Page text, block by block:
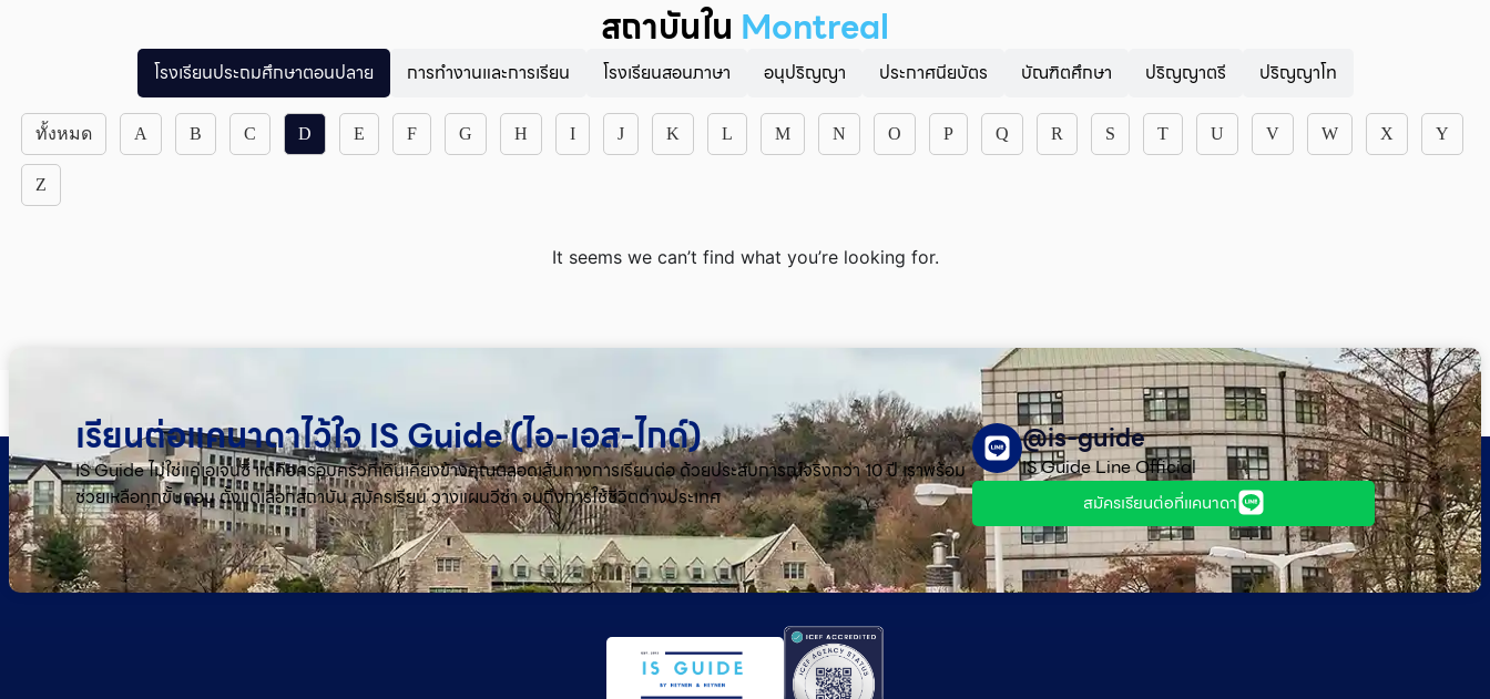
สถาบันใน Montreal
โรงเรียนประถมศึกษาตอนปลาย การทำงานและการเรียน โรงเรียนสอนภาษา อนุปริญญา ประกาศนียบัตร บัณฑิตศึกษา ปริญญาตรี ปริญญาโท
ทั้งหมด A B C D E F G H I J K L M N O P Q R S T U V W X Y
Z
It seems we can’t find what you’re looking for.
เรียนต่อแคนาดาไว้ใจ IS Guide (ไอ-เอส-ไกด์​)
IS Guide ไม่ใช่แค่เอเจนซี่ แต่คือครอบครัวที่เดินเคียงข้างคุณตลอดเส้นทางการเรียนต่อ ด้วยประสบการณ์จริงกว่า 10 ปี เราพร้อม
ช่วยเหลือทุกขั้นตอน ตั้งแต่เลือกสถาบัน สมัครเรียน วางแผนวีซ่า จนถึงการใช้ชีวิตต่างประเทศ
@is-guide
IS Guide Line Official
สมัครเรียนต่อที่แคนาดา